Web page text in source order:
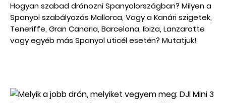
Hogyan szabad drónozni Spanyolországban? Milyen a
Spanyol szabályozás Mallorca, Vagy a Kanári szigetek,
Teneriffe, Gran Canaria, Barcelona, Ibiza, Lanzarotte
vagy egyéb más Spanyol uticél esetén? Mutatjuk!